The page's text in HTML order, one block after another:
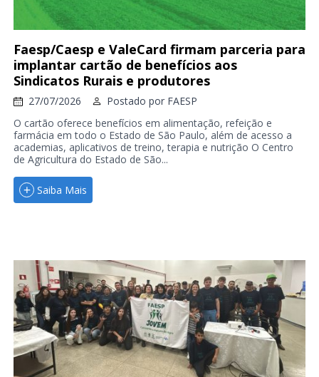
Faesp/Caesp e ValeCard firmam parceria para
implantar cartão de benefícios aos
Sindicatos Rurais e produtores
27/07/2026 Postado por FAESP
O cartão oferece benefícios em alimentação, refeição e
farmácia em todo o Estado de São Paulo, além de acesso a
academias, aplicativos de treino, terapia e nutrição O Centro
de Agricultura do Estado de São...
Saiba Mais